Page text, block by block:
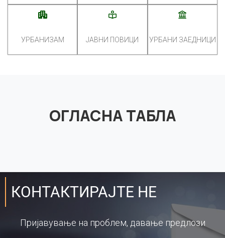
УРБАНИЗАМ ЈАВНИ ПОВИЦИ УРБАНИ ЗАЕДНИЦИ
ОГЛАСНА ТАБЛА
КОНТАКТИРАЈТЕ НЕ
Пријавување на проблем, давање предлози